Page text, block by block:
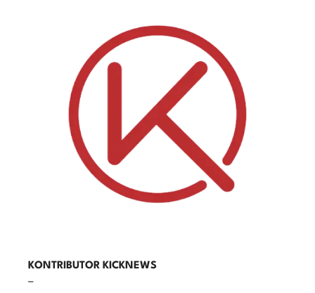
KONTRIBUTOR KICKNEWS
–